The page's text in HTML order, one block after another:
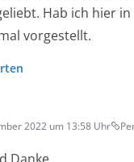
Hab ich hier
vorgestellt.
2022 um 13:58 Uhr